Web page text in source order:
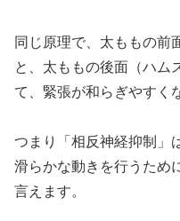
同じ原理で、太ももの前
と、太ももの後面（ハム
て、緊張が和らぎやすく
つまり「相反神経抑制」
滑らかな動きを行うため
言えます。